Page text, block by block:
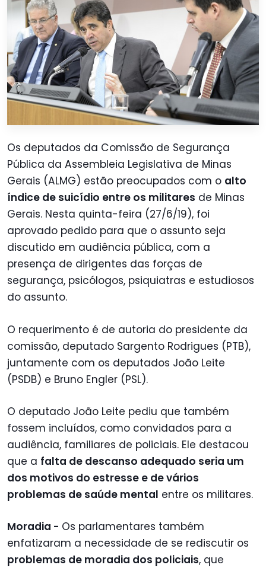
Os deputados da Comissão de Segurança
Pública da Assembleia Legislativa de Minas
Gerais (ALMG) estão preocupados com o alto
índice de suicídio entre os militares de Minas
Gerais. Nesta quinta-feira (27/6/19), foi
aprovado pedido para que o assunto seja
discutido em audiência pública, com a
presença de dirigentes das forças de
segurança, psicólogos, psiquiatras e estudiosos
do assunto.
O requerimento é de autoria do presidente da
comissão, deputado Sargento Rodrigues (PTB),
juntamente com os deputados João Leite
(PSDB) e Bruno Engler (PSL).
O deputado João Leite pediu que também
fossem incluídos, como convidados para a
audiência, familiares de policiais. Ele destacou
que a falta de descanso adequado seria um
dos motivos do estresse e de vários
problemas de saúde mental entre os militares.
Moradia - Os parlamentares também
enfatizaram a necessidade de se rediscutir os
problemas de moradia dos policiais, que